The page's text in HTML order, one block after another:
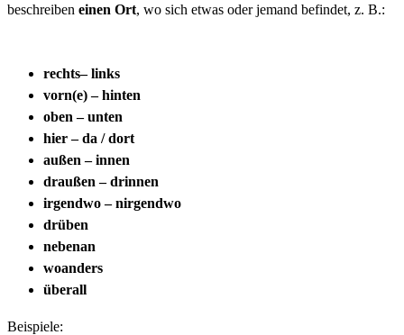
beschreiben einen Ort, wo sich etwas oder jemand befindet, z. B.:
rechts– links
vorn(e) – hinten
oben – unten
hier – da / dort
außen – innen
draußen – drinnen
irgendwo – nirgendwo
drüben
nebenan
woanders
überall
Beispiele: